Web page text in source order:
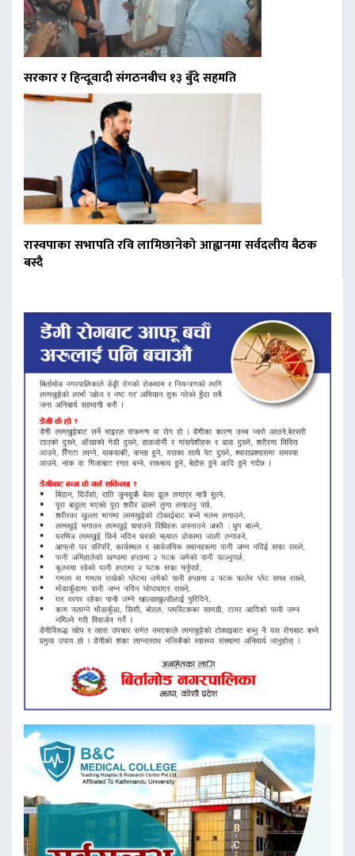
सरकार र हिन्दूवादी संगठनबीच १३ बुँदे सहमति
रास्वपाका सभापति रवि लामिछानेको आह्वानमा सर्वदलीय बैठक
बस्दै